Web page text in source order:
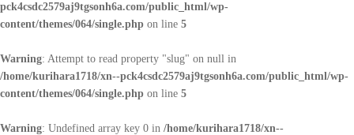
pck4csdc2579aj9tgsonh6a.com/public_html/wp-
content/themes/064/single.php on line 5
Warning: Attempt to read property "slug" on null in
/home/kurihara1718/xn--pck4csdc2579aj9tgsonh6a.com/public_html/wp-
content/themes/064/single.php on line 5
Warning: Undefined array key 0 in /home/kurihara1718/xn--